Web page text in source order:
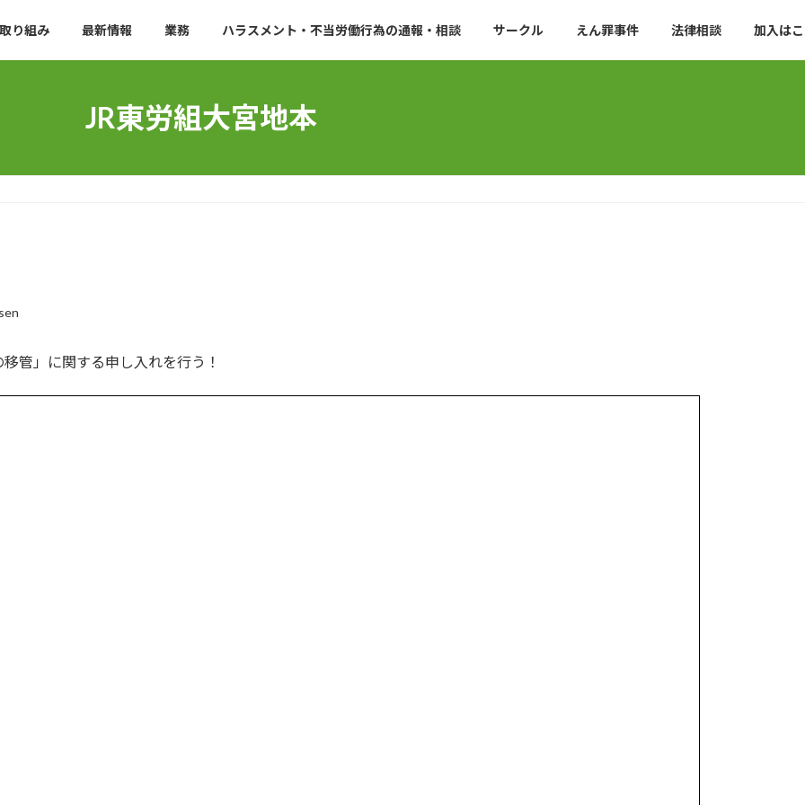
取り組み 最新情報 業務 ハラスメント・不当労働行為の通報・相談 サークル えん罪事件 法律相談 加入は
JR東労組大宮地本
管」に関する申し入れを行う！